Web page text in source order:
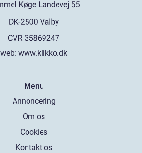
web: www.klikko.dk
Menu
Annoncering
Om os
Cookies
Kontakt os